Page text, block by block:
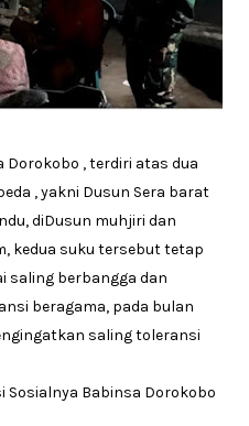
Dorokobo , terdiri atas dua
, yakni Dusun Sera barat
diDusun muhjiri dan
kedua suku tersebut tetap
saling berbangga dan
beragama, pada bulan
saling toleransi
Babinsa Dorokobo